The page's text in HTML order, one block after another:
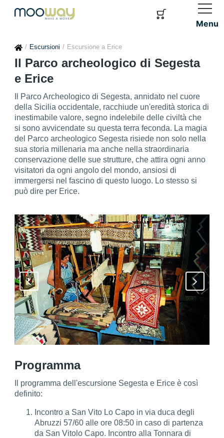
Menu
Escursioni Escursione a Erice
Il Parco archeologico di Segesta
e Erice
Il Parco Archeologico di Segesta, annidato nel cuore
della Sicilia occidentale, racchiude un'eredità storica di
inestimabile valore, segno indelebile delle civiltà che
si sono avvicendate su questa terra feconda. La magia
del Parco archeologico Segesta risiede non solo nella
sua storia millenaria ma anche nella straordinaria
conservazione delle sue strutture, che attira ogni anno
visitatori da ogni angolo del mondo, ansiosi di
immergersi nel fascino di questo luogo. Lo stesso si
può dire per Erice.
Programma
Il programma dell'escursione Segesta e Erice è così
definito:
Incontro a San Vito Lo Capo in via duca degli
Abruzzi 57/60 alle ore 08:50 in caso di partenza
da San Vitolo Capo. Incontro alla Tonnara di